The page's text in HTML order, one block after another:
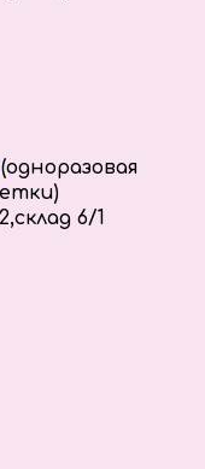
(одноразовая
6/1